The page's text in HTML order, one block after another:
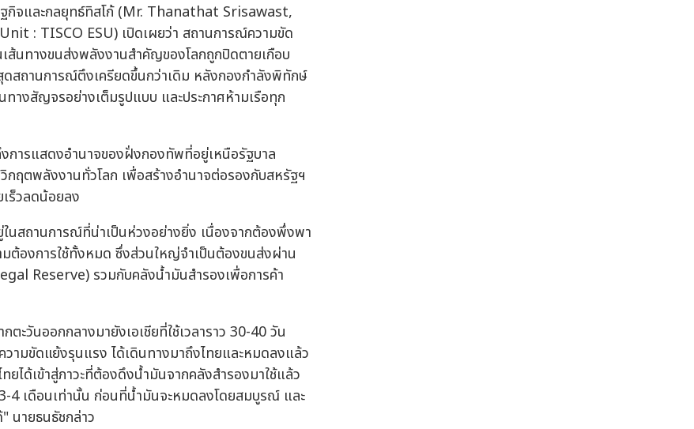
ฐกิจและกลยุทธ์ทิสโก้ (Mr. Thanathat Srisawast,
: TISCO ESU) เปิดเผยว่า สถานการณ์ความขัด
ส้นทางขนส่งพลังงานสำคัญของโลกถูกปิดตายเกือบ
สถานการณ์ตึงเครียดขึ้นกว่าเดิม หลังกองกำลังพิทักษ์
ทางสัญจรอย่างเต็มรูปแบบ และประกาศห้ามเรือทุก
งการแสดงอำนาจของฝั่งกองทัพที่อยู่เหนือรัฐบาล
ฤตพลังงานทั่วโลก เพื่อสร้างอำนาจต่อรองกับสหรัฐฯ
ร็วลดน้อยลง
ในสถานการณ์ที่น่าเป็นห่วงอย่างยิ่ง เนื่องจากต้องพึ่งพา
ต้องการใช้ทั้งหมด ซึ่งส่วนใหญ่จำเป็นต้องขนส่งผ่าน
Reserve) รวมกับคลังน้ำมันสำรองเพื่อการค้า
ะวันออกกลางมายังเอเชียที่ใช้เวลาราว 30-40 วัน
ามขัดแย้งรุนแรง ได้เดินทางมาถึงไทยและหมดลงแล้ว
ได้เข้าสู่ภาวะที่ต้องดึงน้ำมันจากคลังสำรองมาใช้แล้ว
4 เดือนเท่านั้น ก่อนที่น้ำมันจะหมดลงโดยสมบูรณ์ และ
นายธนธัชกล่าว